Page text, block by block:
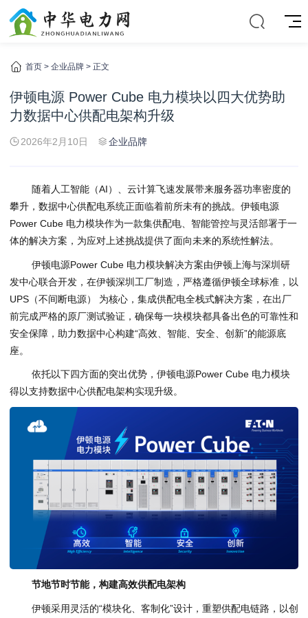
首页 > 企业品牌 > 正文
伊顿电源 Power Cube 电力模块以四大优势助
力数据中心供配电架构升级
2026年2月10日 企业品牌
随着人工智能（AI）、云计算飞速发展带来服务器功率密度的
攀升，数据中心供配电系统正面临着前所未有的挑战。伊顿电源
Power Cube 电力模块作为一款集供配电、智能管控与灵活部署于一
体的解决方案，为应对上述挑战提供了面向未来的系统性解法。
伊顿电源Power Cube 电力模块解决方案由伊顿上海与深圳研
发中心联合开发，在伊顿深圳工厂制造，严格遵循伊顿全球标准，以
UPS（不间断电源） 为核心，集成供配电全栈式解决方案，在出厂
前完成严格的原厂测试验证，确保每一块模块都具备出色的可靠性和
安全保障，助力数据中心构建“高效、智能、安全、创新”的能源底
座。
依托以下四方面的突出优势，伊顿电源Power Cube 电力模块
得以支持数据中心供配电架构实现升级。
节地节时节能， 构建高效供配电架构
伊顿采用灵活的“模块化、客制化”设计，重塑供配电链路，以创